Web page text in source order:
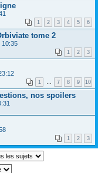
1 2 3 4 5 6
tome 2
10:35
1 2 3
1 7 8 9 10
nos spoilers
1 2 3